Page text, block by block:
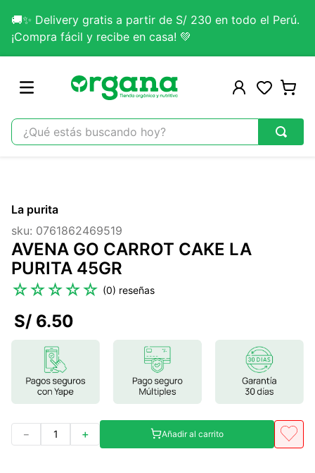
🚚✨ Delivery gratis a partir de S/ 230 en todo el Perú.
¡Compra fácil y recibe en casa! 💚
¿Qué estás buscando hoy?
2.
citrato magnesio
3.
colageno
.
kefir
5 .
lab nutrition
magnesio
9.
melena leon
La purita
sku: 0761862469519
AVENA GO CARROT CAKE LA
PURITA 45GR
☆☆☆☆☆ (0)
S/ 6.50
＋
－ Añadir al carrito